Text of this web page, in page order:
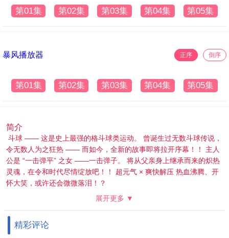
第01集 第02集 第03集 第04集 第05集
暴风播放器 正序 倒序
第01集 第02集 第03集 第04集 第05集
简介
斗球 —— 这是史上最强的格斗球类运动。 曾诞生过无数斗球传说，
令无数人为之狂热 —— 而如今，全新的故事即将拉开序幕！！ 主人
公是 “一击弹平” 之女 ——一击弹子。 将从父亲身上继承而来的炽热
灵魂，在令和时代尽情绽放吧！！ 超元气 × 爽快解压 热血沸腾、开
怀大笑，或许还会微微落泪！？
展开更多 ▼
精彩评论